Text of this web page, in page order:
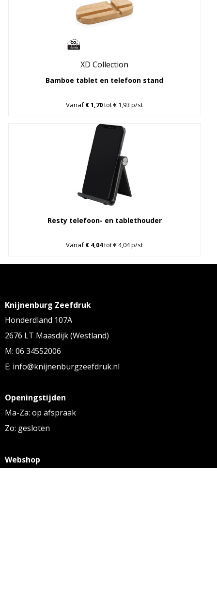
XD Collection
Bamboe tablet en telefoon stand
Vanaf€ 1,70tot € 1,93 p/st
Resty telefoon- en tablethouder
Vanaf€ 4,04tot € 4,04 p/st
Knijnenburg Zeefdruk
Honderdland 107A
2676 LT Maasdijk (Westland)
M: 06 34552006
E: info@knijnenburgzeefdruk.nl
Openingstijden
Ma-Za: op afspraak
Zo: gesloten
Webshop